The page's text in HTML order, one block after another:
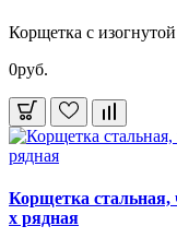
Корщетка с
0руб.
Корщетка стальная,
х рядная